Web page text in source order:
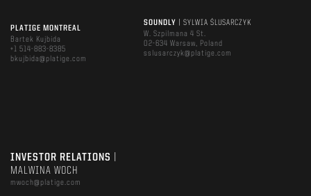
PLATIGE MONTREAL
Bartek Kujbida
+1 514-883-8385
bkujbida@platige.com
SOUNDLY
| SYLWIA ŚLUSARCZYK
W. Szpilmana 4 St.
02-634 Warsaw, Poland
sslusarczyk@platige.com
INVESTOR RELATIONS
MALWINA WOCH
mwoch@platige.com